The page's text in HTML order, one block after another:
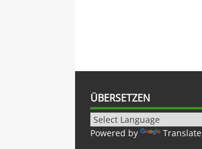
ÜBERSETZEN
Powered by Translate